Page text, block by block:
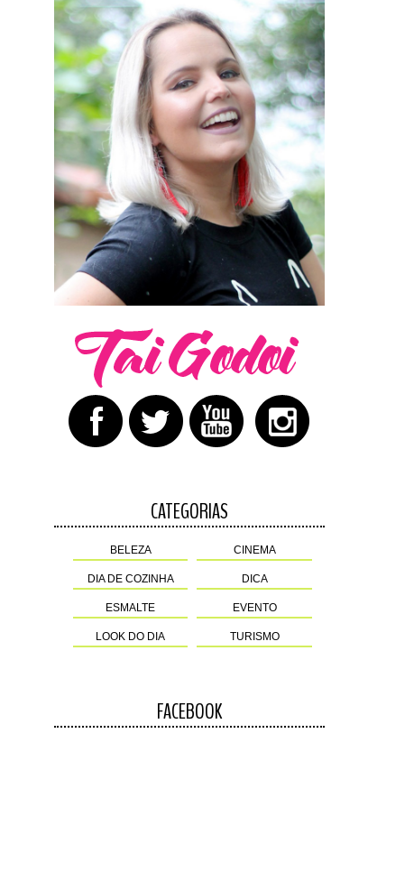
CATEGORIAS
BELEZA CINEMA
DIA DE COZINHA DICA
ESMALTE EVENTO
LOOK DO DIA TURISMO
FACEBOOK